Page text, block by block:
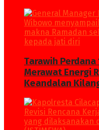
Tarawih Perdana
Merawat Energi
Keandalan